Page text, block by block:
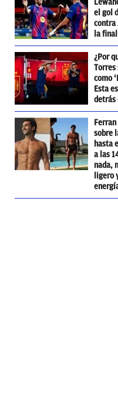
el gol
contra
la
¿Por
Torres
como
Esta
detrás
sobre
hasta
a las
nada,
ligero